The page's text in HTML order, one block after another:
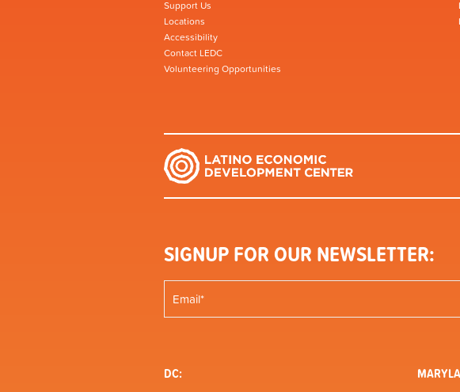
Support Us
Locations
Accessibility
Contact LEDC
Volunteering Opportunities
SIGNUP FOR OUR NEWSLETTER:
DC: